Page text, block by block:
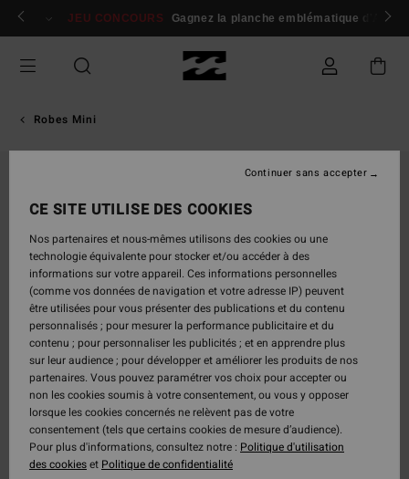
Passer
Se connecter / s'inscrire
JEU CONCOURS Gagnez la planche emblématique d'Andy
Robes Mini
CE SITE UTILISE DES COOKIES
Nos partenaires et nous-mêmes utilisons des cookies ou une
technologie équivalente pour stocker et/ou accéder à des
informations sur votre appareil. Ces informations personnelles
(comme vos données de navigation et votre adresse IP) peuvent
être utilisées pour vous présenter des publications et du contenu
personnalisés ; pour mesurer la performance publicitaire et du
contenu ; pour personnaliser les publicités ; et en apprendre plus
sur leur audience ; pour développer et améliorer les produits de nos
partenaires. Vous pouvez paramétrer vos choix pour accepter ou
non les cookies soumis à votre consentement, ou vous y opposer
lorsque les cookies concernés ne relèvent pas de votre
consentement (tels que certains cookies de mesure d’audience).
Pour plus d'informations, consultez notre : Politique d'utilisation
des cookieset Politique de confidentialité
Continuer sans accepter